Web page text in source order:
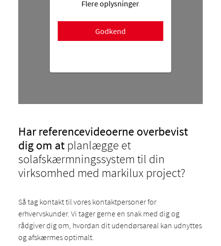
Flere oplysninger
Godkend
Har referencevideoerne overbevist
dig om at planlægge et
solafskærmningssystem til din
virksomhed med markilux project?
Så tag kontakt til vores kontaktpersoner for
erhvervskunder. Vi tager gerne en snak med dig og
rådgiver dig om, hvordan dit udendørsareal kan udnyttes
og afskærmes optimalt.